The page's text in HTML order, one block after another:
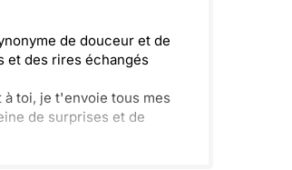
de douceur et de
et des rires échangés
toi, je t'envoie tous mes
de surprises et de